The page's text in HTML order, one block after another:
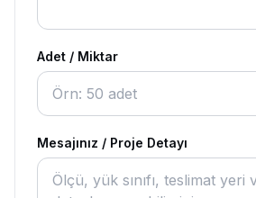
Adet / Miktar
Mesajınız / Proje Detayı